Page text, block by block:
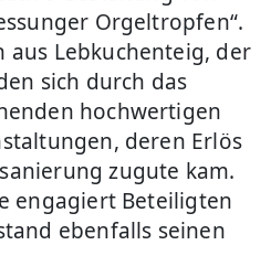
Orgeltropfen“.
aus Lebkuchenteig, der
sich durch das
hochwertigen
deren Erlös
zugute kam.
engagiert Beteiligten
ebenfalls seinen